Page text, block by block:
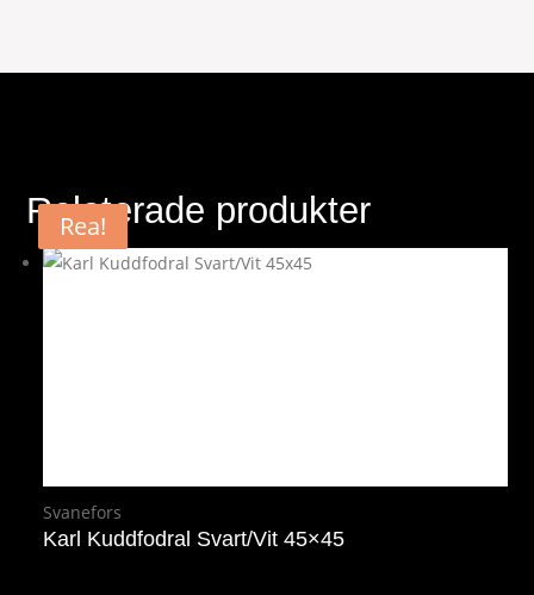
Relaterade produkter
Svanefors
Karl Kuddfodral Svart/Vit 45×45
Rea!
Rea!